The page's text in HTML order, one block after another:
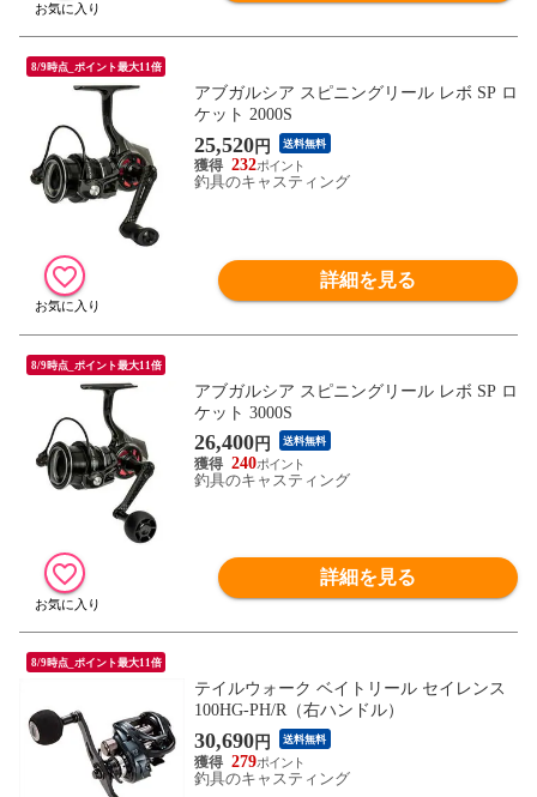
8/9時点_ポイント最大11倍
アブガルシア スピニングリール レボ SP ロ
ケット 2000S
25,520円 送料無料
232
釣具のキャスティング
詳細を見る
8/9時点_ポイント最大11倍
アブガルシア スピニングリール レボ SP ロ
ケット 3000S
26,400円 送料無料
240
釣具のキャスティング
詳細を見る
8/9時点_ポイント最大11倍
テイルウォーク ベイトリール セイレンス
100HG-PH/R（右ハンドル）
30,690円 送料無料
279
釣具のキャスティング